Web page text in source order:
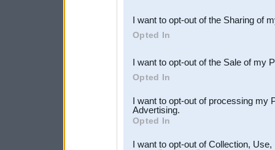
Downstream Participants
third parties.
I want to opt-out of the Sharing of
Opted In
I want to opt-out of the Sale of my
Opted In
I want to opt-out of processing my
Advertising.
Opted In
I want to opt-out of Collection,